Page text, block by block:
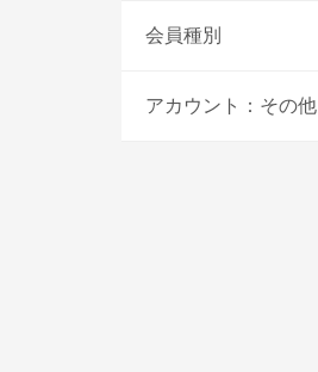
会員種別
アカウント：その他